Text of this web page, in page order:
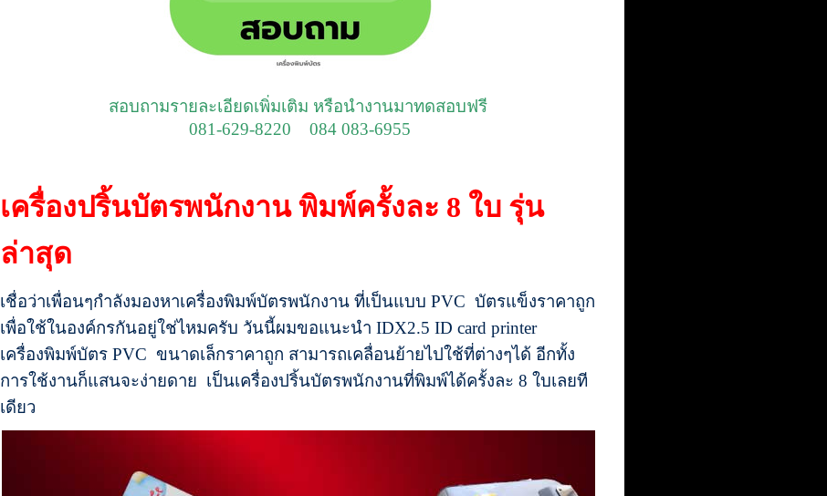
สอบถามรายละเอียดเพิ่มเติม หรือนำงานมาทดสอบฟรี
081-629-8220 084 083-6955
เครื่องปริ้นบัตรพนักงาน พิมพ์ครั้งละ 8 ใบ รุ่น
ล่าสุด
เชื่อว่าเพื่อนๆกำลังมองหาเครื่องพิมพ์บัตรพนักงาน ที่เป็นแบบ PVC บัตรแข็งราคาถูก
เพื่อใช้ในองค์กรกันอยู่ใช่ไหมครับ วันนี้ผมขอแนะนำ IDX2.5 ID card printer
เครื่องพิมพ์บัตร PVC ขนาดเล็กราคาถูก สามารถเคลื่อนย้ายไปใช้ที่ต่างๆได้ อีกทั้ง
การใช้งานก็แสนจะง่ายดาย เป็นเครื่องปริ้นบัตรพนักงานที่พิมพ์ได้ครั้งละ 8 ใบเลยที
เดียว